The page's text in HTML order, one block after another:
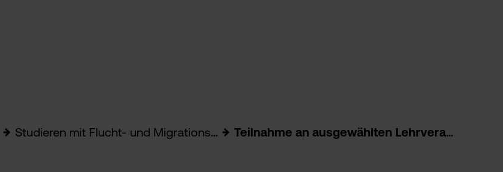
Studieren mit Flucht- und Migrationshintergrund Teilnahme an ausgewählten Lehrveranstaltungen